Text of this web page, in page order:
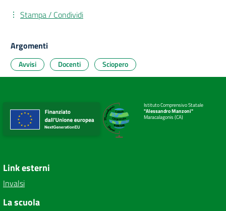
Stampa / Condividi
Argomenti
Avvisi Docenti Sciopero
Istituto Comprensivo Statale
"Alessandro Manzoni"
Maracalagonis (CA)
Link esterni
Invalsi
La scuola